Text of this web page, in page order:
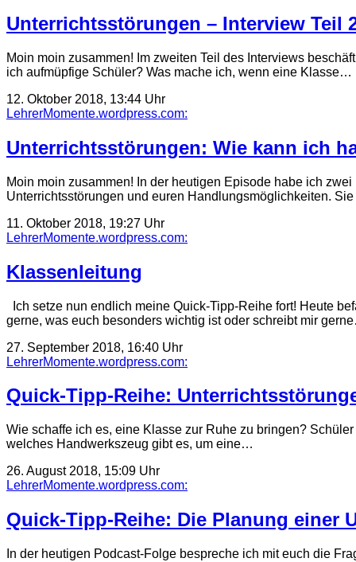
Unterrichtsstörungen – Interview Teil
Moin moin zusammen! Im zweiten Teil des Interviews
ich aufmüpfige Schüler? Was mache ich, wenn eine Klasse…
12. Oktober 2018, 13:44 Uhr
LehrerMomente.wordpress.com:
Unterrichtsstörungen: Wie kann ich
Moin moin zusammen! In der heutigen Episode habe ich
Unterrichtsstörungen und euren Handlungsmöglichkeiten.
11. Oktober 2018, 19:27 Uhr
LehrerMomente.wordpress.com:
Klassenleitung
Ich setze nun endlich meine Quick-Tipp-Reihe fort! Heute
gerne, was euch besonders wichtig ist oder schreibt mir
27. September 2018, 16:40 Uhr
LehrerMomente.wordpress.com:
Quick-Tipp-Reihe:
Wie schaffe ich es, eine Klasse zur Ruhe zu bringen?
welches Handwerkszeug gibt es, um eine…
26. August 2018, 15:09 Uhr
LehrerMomente.wordpress.com:
Quick-Tipp-Reihe: Die Planung einer
In der heutigen Podcast-Folge bespreche ich mit euch die